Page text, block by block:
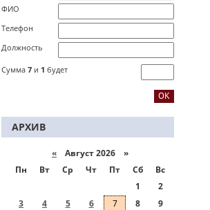
ФИО
Телефон
Должность
Сумма 7 и 1 будет
АРХИВ
« Август 2026 »
Пн
Вт Ср Чт Пт Сб
Вс
1
2
3
4 5 6 7 8
9